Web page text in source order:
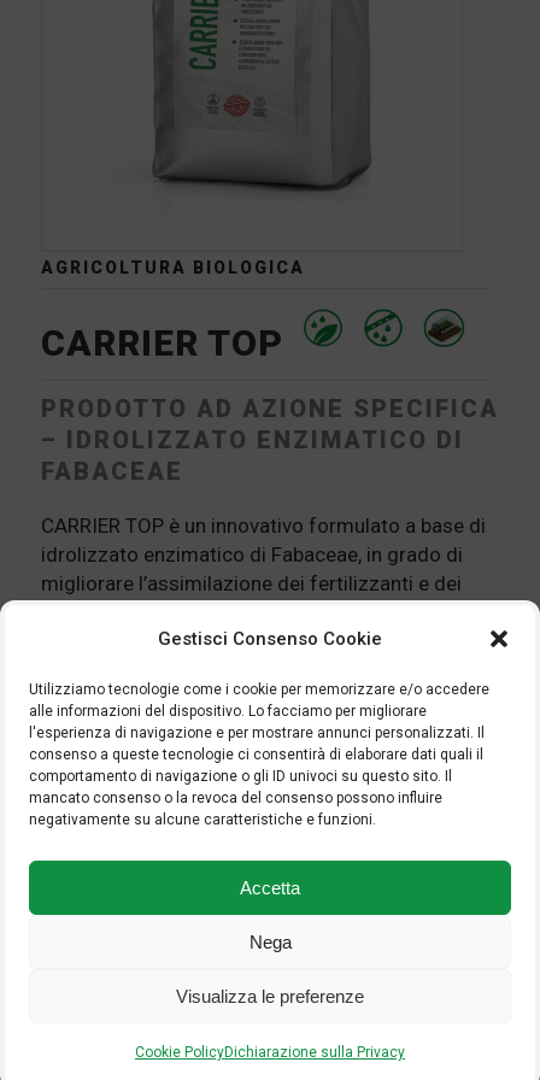
Gestisci Consenso Cookie
Utilizziamo tecnologie come i cookie per memorizzare e/o accedere
alle informazioni del dispositivo. Lo facciamo per migliorare
l'esperienza di navigazione e per mostrare annunci personalizzati. Il
consenso a queste tecnologie ci consentirà di elaborare dati quali il
comportamento di navigazione o gli ID univoci su questo sito. Il
mancato consenso o la revoca del consenso possono influire
negativamente su alcune caratteristiche e funzioni.
Accetta
Nega
Visualizza le preferenze
Cookie PolicyDichiarazione sulla Privacy
AGRICOLTURA BIOLOGICA
CARRIER TOP
PRODOTTO AD AZIONE SPECIFICA
– IDROLIZZATO ENZIMATICO DI
FABACEAE
CARRIER TOP è un innovativo formulato a base di
idrolizzato enzimatico di Fabaceae, in grado di
migliorare l’assimilazione dei fertilizzanti e dei
l’efficacia e la stabilità degli agrofarmaci.
suoicompetitors, risiede nell’azione sinergica
esercitata da una miscela brevettata costituita da
un oligosaccaride a specifica lunghezza
polimerica e da altre sostanze naturali.
SCARICA SCHEDA TECNICA